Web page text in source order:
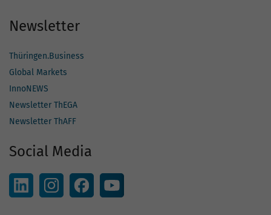
Newsletter
Thüringen.Business
Global Markets
InnoNEWS
Newsletter ThEGA
Newsletter ThAFF
Social Media